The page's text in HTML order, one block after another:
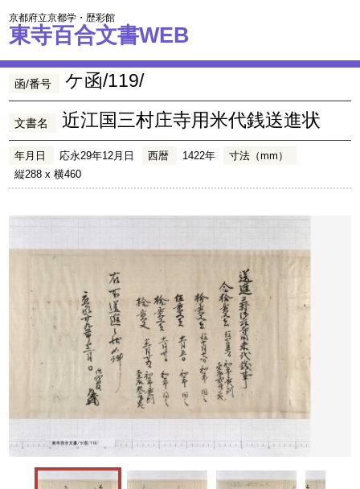
京都府立京都学・歴彩館
東寺百合文書WEB
函/番号 ケ函/119/
文書名 近江国三村庄寺用米代銭送進状
年月日 応永29年12月日 西暦 1422年
寸法（mm）
縦288 x 横460